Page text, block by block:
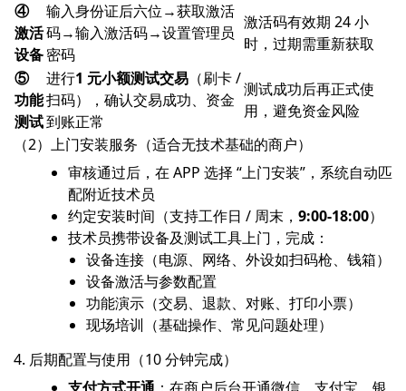
④
激活
设备
输入身份证后六位→获取激活
码→输入激活码→设置管理员
密码
激活码有效期 24 小
时，过期需重新获取
⑤
功能
测试
进行1 元小额测试交易 （刷卡 /
扫码），确认交易成功、资金
到账正常
测试成功后再正式使
用，避免资金风险
（2）上门安装服务（适合无技术基础的商户）
审核通过后，在 APP 选择 “上门安装”，系统自动匹
配附近技术员
约定安装时间（支持工作日 / 周末， 9:00-18:00）
技术员携带设备及测试工具上门，完成：
设备连接（电源、网络、外设如扫码枪、钱箱）
设备激活与参数配置
功能演示（交易、退款、对账、打印小票）
现场培训（基础操作、常见问题处理）
4. 后期配置与使用（10 分钟完成）